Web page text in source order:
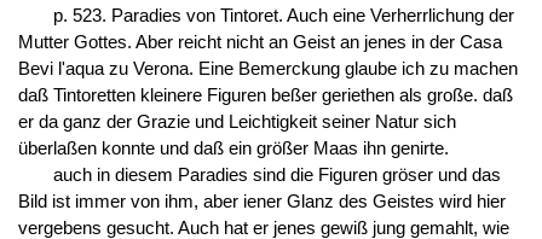
p. 523. Paradies von Tintoret. Auch eine Verherrlichung der
Mutter Gottes. Aber reicht nicht an Geist an jenes in der Casa
Bevi l'aqua zu Verona. Eine Bemerckung glaube ich zu machen
daß Tintoretten kleinere Figuren beßer geriethen als große. daß
er da ganz der Grazie und Leichtigkeit seiner Natur sich
überlaßen konnte und daß ein größer Maas ihn genirte.
auch in diesem Paradies sind die Figuren gröser und das
Bild ist immer von ihm, aber iener Glanz des Geistes wird hier
vergebens gesucht. Auch hat er jenes gewiß jung gemahlt, wie